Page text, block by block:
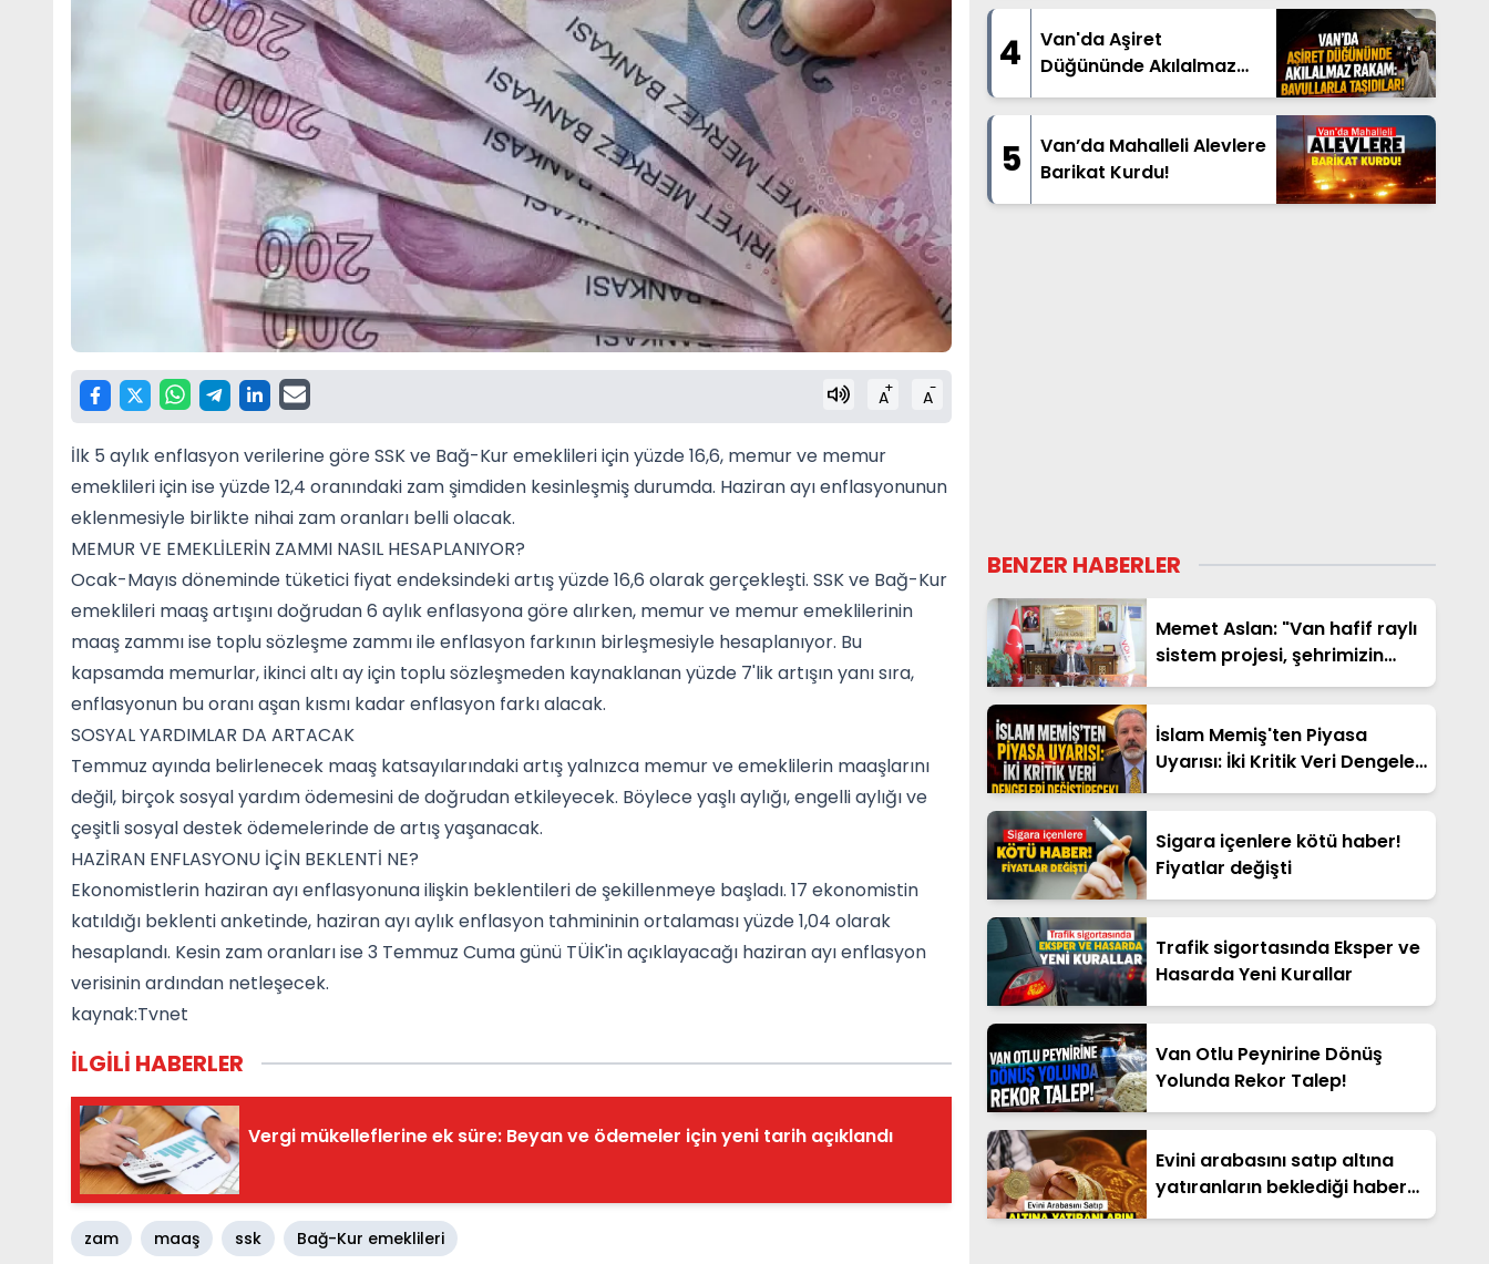
A+ A-
İlk 5 aylık enflasyon verilerine göre SSK ve Bağ-Kur emeklileri için yüzde 16,6, memur ve memur
emeklileri için ise yüzde 12,4 oranındaki zam şimdiden kesinleşmiş durumda. Haziran ayı enflasyonunun
eklenmesiyle birlikte nihai zam oranları belli olacak.
MEMUR VE EMEKLİLERİN ZAMMI NASIL HESAPLANIYOR?
Ocak-Mayıs döneminde tüketici fiyat endeksindeki artış yüzde 16,6 olarak gerçekleşti. SSK ve Bağ-Kur
emeklileri maaş artışını doğrudan 6 aylık enflasyona göre alırken, memur ve memur emeklilerinin
maaş zammı ise toplu sözleşme zammı ile enflasyon farkının birleşmesiyle hesaplanıyor. Bu
kapsamda memurlar, ikinci altı ay için toplu sözleşmeden kaynaklanan yüzde 7'lik artışın yanı sıra,
enflasyonun bu oranı aşan kısmı kadar enflasyon farkı alacak.
SOSYAL YARDIMLAR DA ARTACAK
Temmuz ayında belirlenecek maaş katsayılarındaki artış yalnızca memur ve emeklilerin maaşlarını
değil, birçok sosyal yardım ödemesini de doğrudan etkileyecek. Böylece yaşlı aylığı, engelli aylığı ve
çeşitli sosyal destek ödemelerinde de artış yaşanacak.
HAZİRAN ENFLASYONU İÇİN BEKLENTİ NE?
Ekonomistlerin haziran ayı enflasyonuna ilişkin beklentileri de şekillenmeye başladı. 17 ekonomistin
katıldığı beklenti anketinde, haziran ayı aylık enflasyon tahmininin ortalaması yüzde 1,04 olarak
hesaplandı. Kesin zam oranları ise 3 Temmuz Cuma günü TÜİK'in açıklayacağı haziran ayı enflasyon
verisinin ardından netleşecek.
kaynak:Tvnet
İLGİLİ HABERLER
Vergi mükelleflerine ek süre: Beyan ve ödemeler için yeni tarih açıklandı
zam maaş ssk Bağ-Kur emeklileri
4
Van'da Aşiret
Düğününde Akılalmaz
Rakam: Bavullarla
5
Van’da Mahalleli Alevlere
Barikat Kurdu!
BENZER HABERLER
Memet Aslan: "Van hafif raylı
sistem projesi, şehrimizin
geleceğine yapılan en büyük
İslam Memiş'ten Piyasa
Uyarısı: İki Kritik Veri Dengeleri
Değiştirecek!
Sigara içenlere kötü haber!
Fiyatlar değişti
Trafik sigortasında Eksper ve
Hasarda Yeni Kurallar
Van Otlu Peynirine Dönüş
Yolunda Rekor Talep!
Evini arabasını satıp altına
yatıranların beklediği haber
geldi